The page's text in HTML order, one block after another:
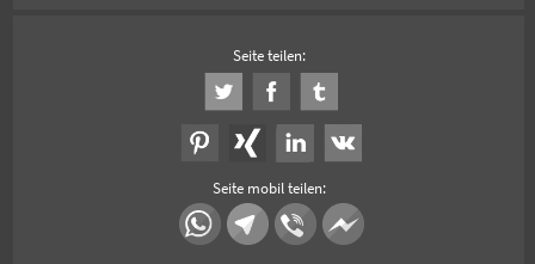
Seite teilen:
Seite mobil teilen: